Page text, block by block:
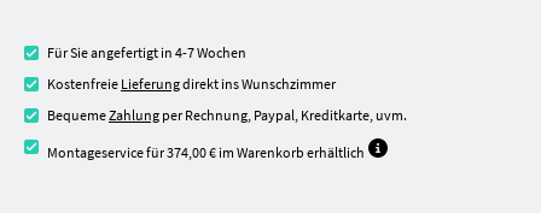
Für Sie angefertigt in 4-7 Wochen
Kostenfreie Lieferungdirekt ins Wunschzimmer
BequemeZahlung per Rechnung, Paypal, Kreditkarte, uvm.
Montageservice für 374,00 € im Warenkorb erhältlich